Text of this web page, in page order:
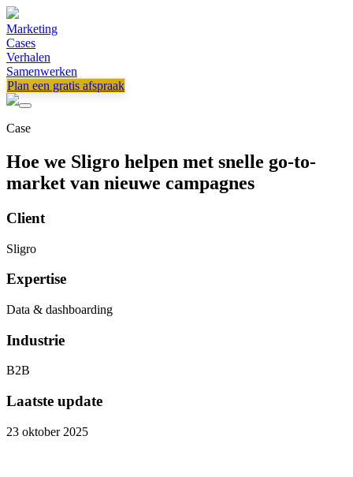
Marketing
Cases
Verhalen
Samenwerken
Plan een gratis afspraak
Case
Hoe we Sligro helpen met snelle go-to-
market van nieuwe campagnes
Client
Sligro
Expertise
Data & dashboarding
Industrie
B2B
Laatste update
23 oktober 2025